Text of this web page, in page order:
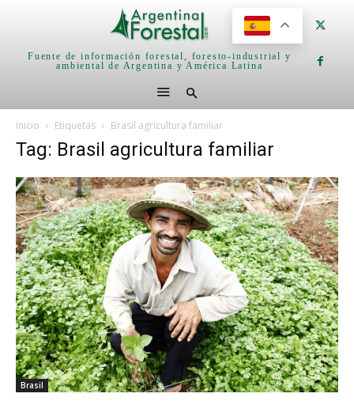
Fuente de información forestal, foresto-industrial y
ambiental de Argentina y América Latina
Inicio Etiquetas Brasil agricultura familiar
Tag: Brasil agricultura familiar
Brasil